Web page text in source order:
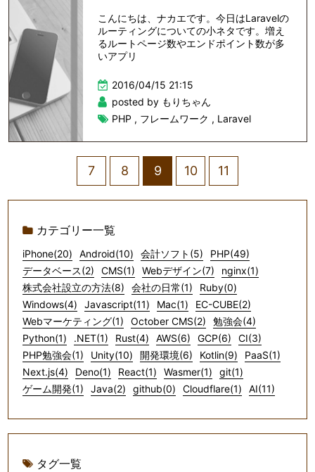
こんにちは、ナカエです。今日はLaravelの
ルーティングについての小ネタです。増え
るルートページ数やエンドポイント数が多
いアプリ
2016/04/15 21:15
posted by もりちゃん
PHP , フレームワーク , Laravel
7 8 9 10 11
カテゴリー一覧
iPhone(20) Android(10) 会計ソフト(5)
PHP(49)
データベース(2)
CMS(1) Webデザイン(7)
nginx(1)
株式会社設立の方法(8)
会社の日常(1)
Ruby(0)
Windows(4)
Javascript(11) Mac(1)
EC-CUBE(2)
Webマーケティング(1)
October CMS(2)
勉強会(4)
Python(1)
.NET(1) Rust(4) AWS(6) GCP(6)
CI(3)
PHP勉強会(1)
Unity(10) 開発環境(6) Kotlin(9)
PaaS(1)
Next.js(4)
Deno(1) React(1) Wasmer(1)
git(1)
ゲーム開発(1)
Java(2) github(0) Cloudflare(1) AI(11)
タグ一覧